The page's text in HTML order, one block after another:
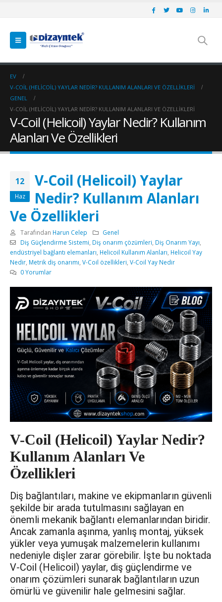
EV
V-COIL (HELICOIL) YAYLAR NEDIR? KULLANIM ALANLARI VE ÖZELLIKLERI
GENEL
V-COIL (HELICOIL) YAYLAR NEDIR? KULLANIM ALANLARI VE ÖZELLIKLERI
V-Coil (Helicoil) Yaylar Nedir? Kullanım
Alanları Ve Özellikleri
12
Haz
V-Coil (Helicoil) Yaylar
Nedir? Kullanım Alanları
Ve Özellikleri
Tarafından Harun Celep
Genel
Diş Güçlendirme Sistemi Diş onarım çözümleri Diş Onarım Yayı
endüstriyel bağlantı elemanları Helicoil Kullanım Alanları Helicoil Yay
Nedir Metrik diş onarımı V-Coil özellikleri V-Coil Yay Nedir
0 Yorumlar
V-Coil (Helicoil) Yaylar Nedir?
Kullanım Alanları Ve
Özellikleri
Diş bağlantıları, makine ve ekipmanların güvenli
şekilde bir arada tutulmasını sağlayan en
önemli mekanik bağlantı elemanlarından biridir.
Ancak zamanla aşınma, yanlış montaj, yüksek
yükler veya yumuşak malzemelerin kullanımı
nedeniyle dişler zarar görebilir. İşte bu noktada
V-Coil (Helicoil) yaylar, diş güçlendirme ve
onarım çözümleri sunarak bağlantıların uzun
ömürlü ve güvenilir hale gelmesini sağlar.